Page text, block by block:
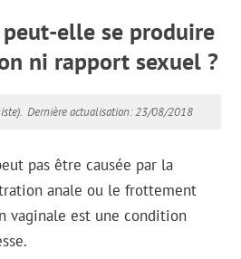
peut-elle se produire
ni rapport sexuel ?
Dernière actualisation: 23/08/2018
pas être causée par la
anale ou le frottement
vaginale est une condition